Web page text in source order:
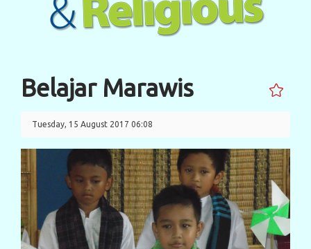
Belajar Marawis
Tuesday, 15 August 2017 06:08